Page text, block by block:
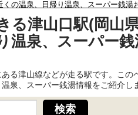
の温泉、日帰り温泉、スーパー銭湯
る津山口駅(岡山
温泉、スーパー
る津山線などが走る駅です。こ
泉、スーパー銭湯情報をご紹介し